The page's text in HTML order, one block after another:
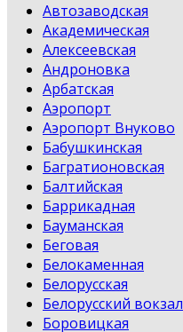
Автозаводская
Академическая
Алексеевская
Андроновка
Арбатская
Аэропорт
Аэропорт Внуково
Бабушкинская
Багратионовская
Балтийская
Баррикадная
Бауманская
Беговая
Белокаменная
Белорусская
Белорусский вокзал
Боровицкая